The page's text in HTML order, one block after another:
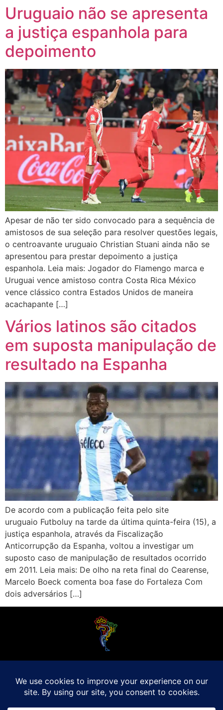
Uruguaio não se apresenta
a justiça espanhola para
depoimento
Apesar de não ter sido convocado para a sequência de
amistosos de sua seleção para resolver questões legais,
o centroavante uruguaio Christian Stuani ainda não se
apresentou para prestar depoimento a justiça
espanhola. Leia mais: Jogador do Flamengo marca e
Uruguai vence amistoso contra Costa Rica México
vence clássico contra Estados Unidos de maneira
acachapante […]
Vários latinos são citados
em suposta manipulação de
resultado na Espanha
De acordo com a publicação feita pelo site
uruguaio Futboluy na tarde da última quinta-feira (15), a
justiça espanhola, através da Fiscalização
Anticorrupção da Espanha, voltou a investigar um
suposto caso de manipulação de resultados ocorrido
em 2011. Leia mais: De olho na reta final do Cearense,
Marcelo Boeck comenta boa fase do Fortaleza Com
dois adversários […]
quer mesmo é saber de tudo, desde a final do Brasileirão até a 5a rodada do
Peruano, com a mesma seriedade e com a mesma paixão.Leia Mais